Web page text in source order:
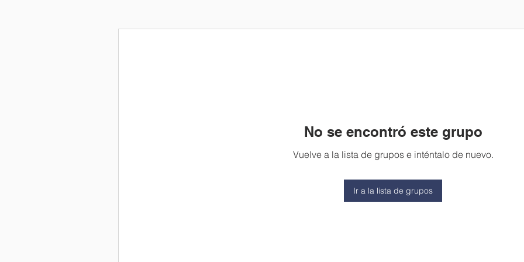
No se encontró este grupo
Vuelve a la lista de grupos e inténtalo de nuevo.
Ir a la lista de grupos